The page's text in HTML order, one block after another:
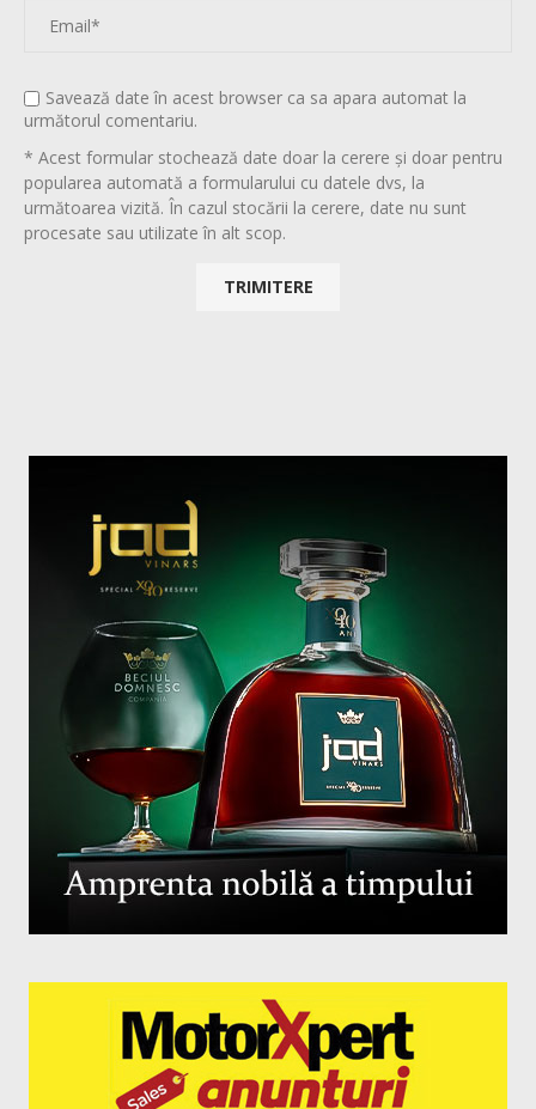
Savează date în acest browser ca sa apara automat la
următorul comentariu.
* Acest formular stochează date doar la cerere și doar pentru
popularea automată a formularului cu datele dvs, la
următoarea vizită. În cazul stocării la cerere, date nu sunt
procesate sau utilizate în alt scop.